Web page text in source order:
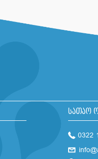
სათაო
0322